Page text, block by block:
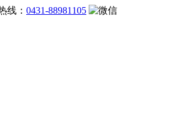
线： 0431-88981105